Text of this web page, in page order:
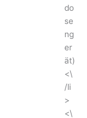
do
se
ng
er
ät)
<\
/li
>
<\